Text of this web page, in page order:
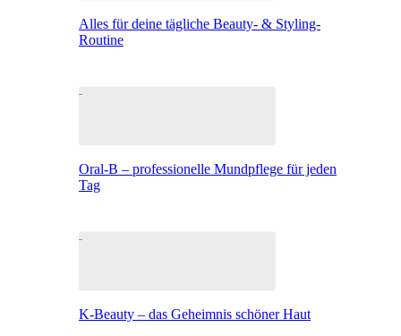
Alles für deine tägliche Beauty- & Styling-
Routine
Oral-B – professionelle Mundpflege für jeden
Tag
K-Beauty – das Geheimnis schöner Haut